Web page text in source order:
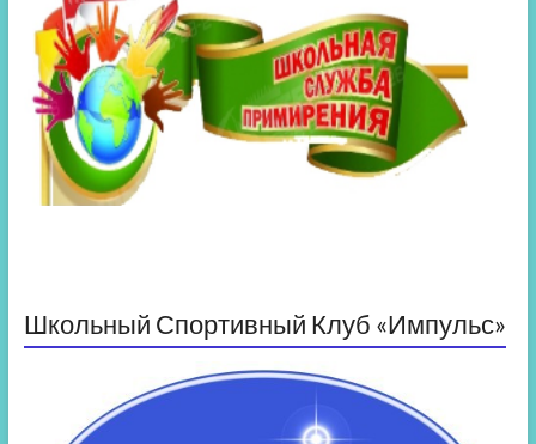
Школьный Спортивный Клуб «Импульс»